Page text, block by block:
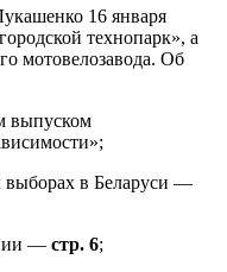
16 января
технопарк», а
мотовелозавода. Об
выпуском
выборах в Беларуси —
— стр. 6;